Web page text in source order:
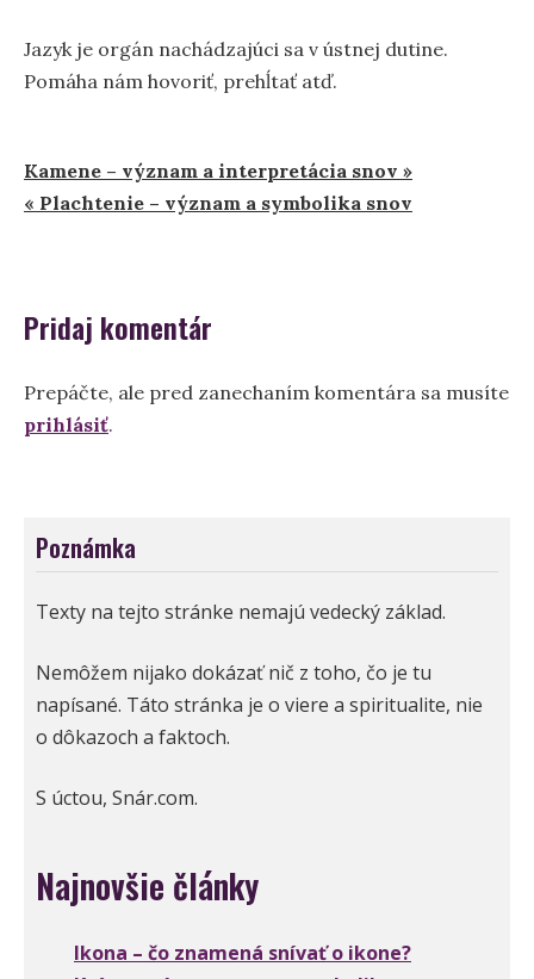
Jazyk je orgán nachádzajúci sa v ústnej dutine.
Pomáha nám hovoriť, prehĺtať atď.
Navigácia
v
Kamene – význam a interpretácia snov »
« Plachtenie – význam a symbolika snov
Pridaj komentár
Prepáčte, ale pred zanechaním komentára sa musíte
prihlásiť.
Poznámka
Texty na tejto stránke nemajú vedecký základ.
Nemôžem nijako dokázať nič z toho, čo je tu
napísané. Táto stránka je o viere a spiritualite, nie
o dôkazoch a faktoch.
S úctou, Snár.com.
Najnovšie články
Ikona – čo znamená snívať o ikone?